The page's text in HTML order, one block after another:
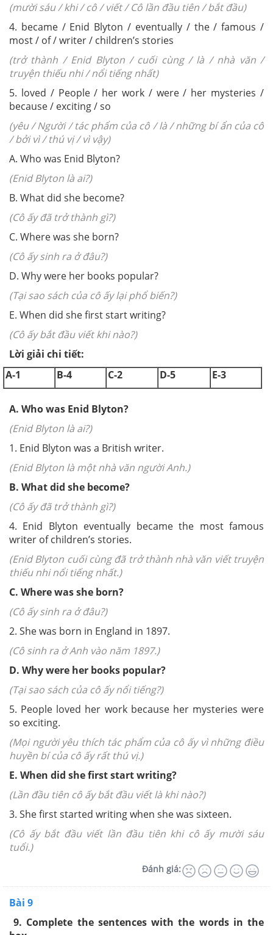
(mười sáu / khi / cô / viết / Cô lần đầu tiên / bắt đầu)
4. became / Enid Blyton / eventually / the / famous /
most / of / writer / children’s stories
(trở thành / Enid Blyton / cuối cùng / là / nhà văn /
truyện thiếu nhi / nổi tiếng nhất)
5. loved / People / her work / were / her mysteries /
because / exciting / so
(yêu / Người / tác phẩm của cô / là / những bí ẩn của cô
/ bởi vì / thú vị / vì vậy)
A. Who was Enid Blyton?
(Enid Blyton là ai?)
B. What did she become?
(Cô ấy đã trở thành gì?)
C. Where was she born?
(Cô ấy sinh ra ở đâu?)
D. Why were her books popular?
(Tại sao sách của cô ấy lại phổ biến?)
E. When did she first start writing?
(Cô ấy bắt đầu viết khi nào?)
Lời giải chi tiết:
A-1
B-4 C-2 D-5 E-3
A. Who was Enid Blyton?
(Enid Blyton là ai?)
1. Enid Blyton was a British writer.
(Enid Blyton là một nhà văn người Anh.)
B. What did she become?
(Cô ấy đã trở thành gì?)
4. Enid Blyton eventually became the most famous
writer of children’s stories.
(Enid Blyton cuối cùng đã trở thành nhà văn viết truyện
thiếu nhi nổi tiếng nhất.)
C. Where was she born?
(Cô ấy sinh ra ở đâu?)
2. She was born in England in 1897.
(Cô sinh ra ở Anh vào năm 1897.)
D. Why were her books popular?
(Tại sao sách của cô ấy nổi tiếng?)
5. People loved her work because her mysteries were
so exciting.
(Mọi người yêu thích tác phẩm của cô ấy vì những điều
huyền bí của cô ấy rất thú vị.)
E. When did she first start writing?
(Lần đầu tiên cô ấy bắt đầu viết là khi nào?)
3. She first started writing when she was sixteen.
(Cô ấy bắt đầu viết lần đầu tiên khi cô ấy mười sáu
tuổi.)
Đánh giá:
Bài 9
9. Complete the sentences with the words in the